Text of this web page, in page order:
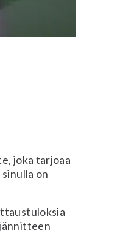
joka tarjoaa
on